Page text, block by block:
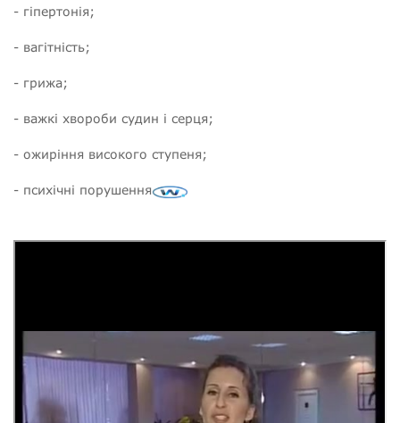
- гіпертонія;
- вагітність;
- грижа;
- важкі хвороби судин і серця;
- ожиріння високого ступеня;
- психічні порушення